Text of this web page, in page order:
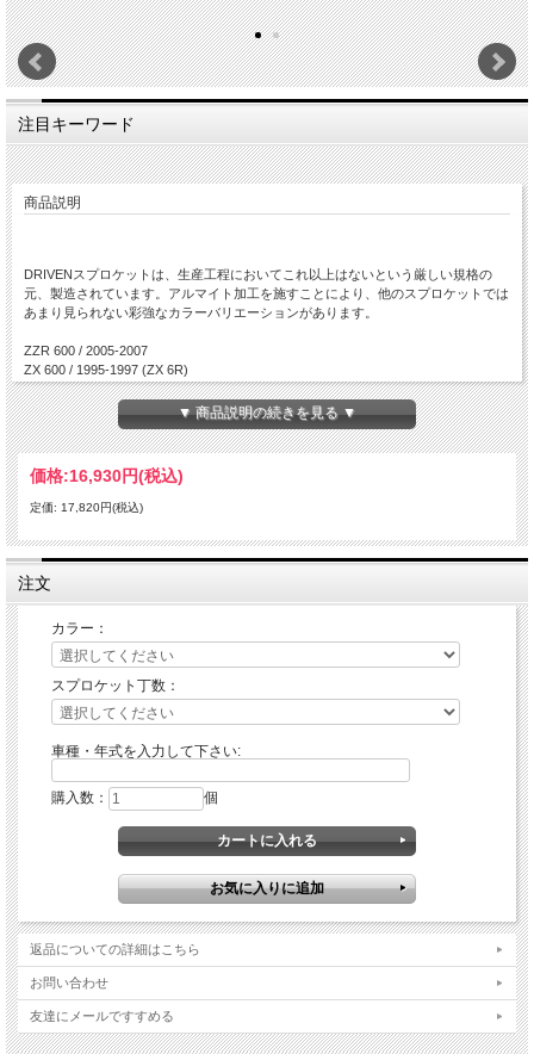
注目キーワード
商品説明
DRIVENスプロケットは、生産工程においてこれ以上はないという厳しい規格の
元、製造されています。アルマイト加工を施すことにより、他のスプロケットでは
あまり見られない彩強なカラーバリエーションがあります。
ZZR 600 / 2005-2007
ZX 600 / 1995-1997 (ZX 6R)
ZX 600 / 1998-2002 (ZX 6R)
EJ 650 / 1999-2004 (W650)
ZR 750 / 1991-1998
ZX 750 / 1996-2003 (ZX 7R)
ZX 750 / 1996-1998 (ZX 7RR)
ZR 750 / 1999-2004 (ZR 7/ZR 7S)
ZX 900 / 2002-2004 (ZX 9R)
ZX 1000 / 2004-2010 (ZX 10R)
ZX 10R / 2011-2014
ZR 1000 / 2003-2009 (Z-1000)に適合します。
▼ 商品説明の続きを見る ▼
価格:16,930円(税込)
定価: 17,820円(税込)
注文
カラー：
スプロケット丁数：
車種・年式を入力して下さい:
購入数： 個
返品についての詳細はこちら
お問い合わせ
友達にメールですすめる